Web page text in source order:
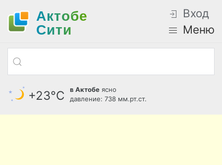
Актобе
Cити
Вход
Меню
+23°С в Актобе ясно
давление: 738 мм.рт.ст.